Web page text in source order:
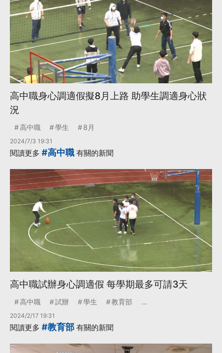
高中職身心調適假擬8月上路 助學生調適身心狀
況
高中職 學生 8月
2024/7/3 19:31
閱讀更多 #高中職 有關的新聞
高中職試辦身心調適假 每學期最多可請3天
高中職 試辦 學生 教育部 ...
2024/2/17 19:31
閱讀更多 #教育部 有關的新聞